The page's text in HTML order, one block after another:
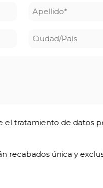
Apellido
Ciudad/País
tratamiento de datos
recabados única y